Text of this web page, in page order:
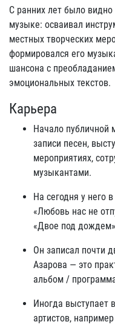
С ранних лет было видно
музыке: осваивал
местных творческих
формировался его
шансона с
эмоциональных текстов.
Карьера
Начало публичной
записи песен,
мероприятиях,
музыкантами.
На сегодня у него
«Любовь нас не
«Двое под
Он записал почти
Азарова — это
альбом /
Иногда выступает
артистов,